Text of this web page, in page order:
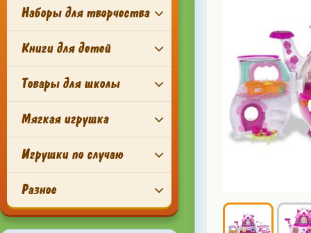
Наборы для творчества
Книги для детей
Товары для школы
Мягкая игрушка
Игрушки по случаю
Разное